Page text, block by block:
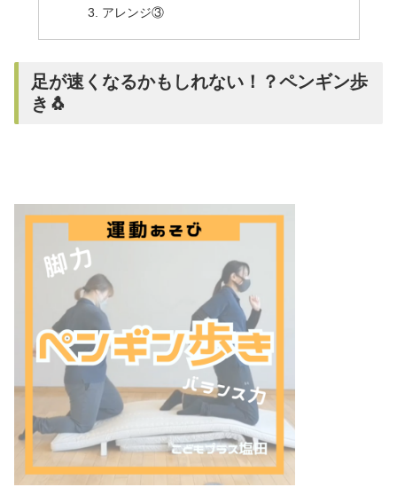
アレンジ③
足が速くなるかもしれない！？ペンギン歩
き🐧